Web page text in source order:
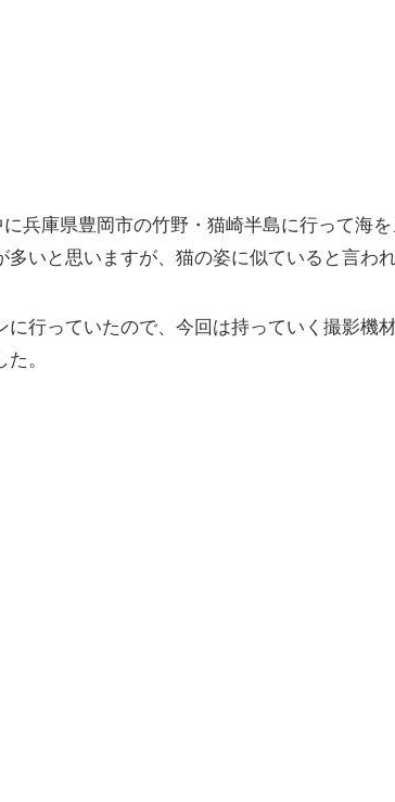
兵庫県豊岡市の竹野・猫崎半島に行って海を
多いと思いますが、猫の姿に似ていると言わ
に行っていたので、今回は持っていく撮影機
た。